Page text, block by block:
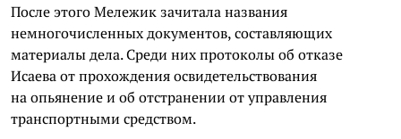
После этого Мележик зачитала названия
немногочисленных документов, составляющих
материалы дела. Среди них протоколы об отказе
Исаева от прохождения освидетельствования
на опьянение и об отстранении от управления
транспортными средством.